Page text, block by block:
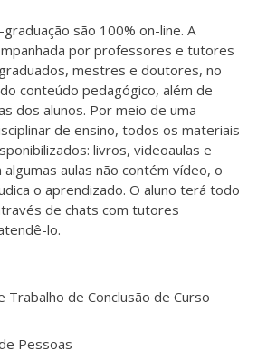
são 100% on-line. A
por professores e tutores
mestres e doutores, no
conteúdo pedagógico, além de
dos alunos. Por meio de uma
de ensino, todos os materiais
livros, videoaulas e
aulas não contém vídeo, o
o aprendizado. O aluno terá todo
de chats com tutores
lo.
Trabalho de Conclusão de Curso
Pessoas